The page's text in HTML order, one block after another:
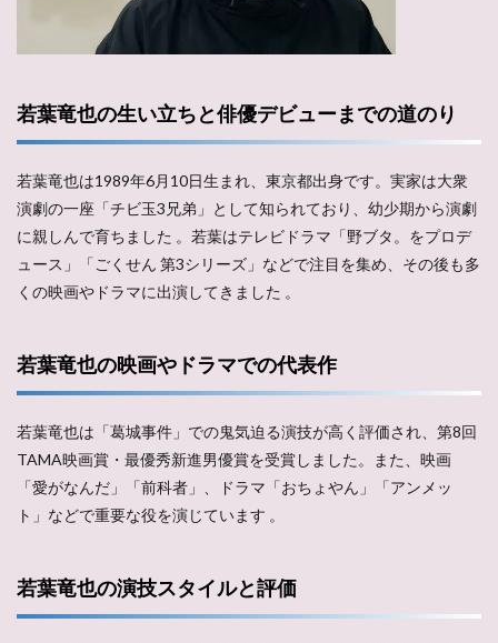
若葉竜也の生い立ちと俳優デビューまでの道のり
若葉竜也は1989年6月10日生まれ、東京都出身です。実家は大衆
演劇の一座「チビ玉3兄弟」として知られており、幼少期から演劇
に親しんで育ちました​ ​。若葉はテレビドラマ「野ブタ。をプロデ
ュース」「ごくせん 第3シリーズ」などで注目を集め、その後も多
くの映画やドラマに出演してきました​ 。
若葉竜也の映画やドラマでの代表作
若葉竜也は「葛城事件」での鬼気迫る演技が高く評価され、第8回
TAMA映画賞・最優秀新進男優賞を受賞しました。また、映画
「愛がなんだ」「前科者」、ドラマ「おちょやん」「アンメッ
ト」などで重要な役を演じています​ 。
若葉竜也の演技スタイルと評価